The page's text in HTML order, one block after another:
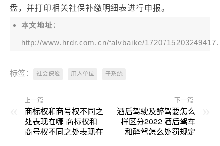
盘，并打印相关社保补缴明细表进行申报。
本文地址：
http://www.hrdr.com.cn/falvbaike/
标签： 社会保险 用人单位 子系统
上一篇:
商标权和商号权不同之
处表现在哪 商标权和
商号权不同之处表现在
下一篇:
酒后驾驶及醉驾要怎么
样区分2022 酒后驾车
和醉驾怎么处罚规定